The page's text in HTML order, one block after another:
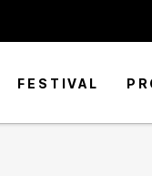
FESTIVAL